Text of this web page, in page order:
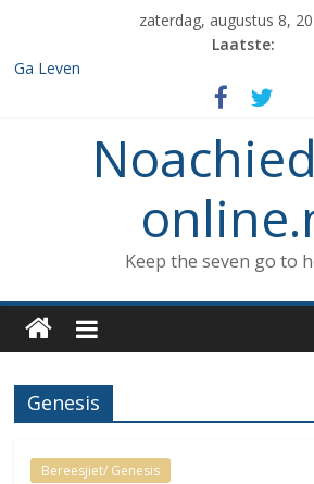
inhoud
zaterdag, augustus 8,
Laatste:
Ga Leven
De de 7 geboden die aan Noach werd
enige vorm van rituele Sabbat rust.
Het verzamelen van dieren in de ark
Wat kunnen Noachieden lezen tijdens Tishe
Keep the seven go to
Genesis
Bereesjiet/ Genesis